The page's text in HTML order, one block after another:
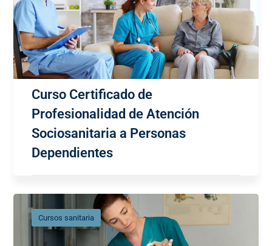
Curso Certificado de
Profesionalidad de Atención
Sociosanitaria a Personas
Dependientes
Cursos sanitaria